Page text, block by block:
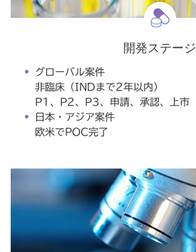
開発ステージ
グローバル案件
非臨床（INDまで2年以内）
P1、P2、P3、申請、承認、上市
日本・アジア案件
欧米でPOC完了